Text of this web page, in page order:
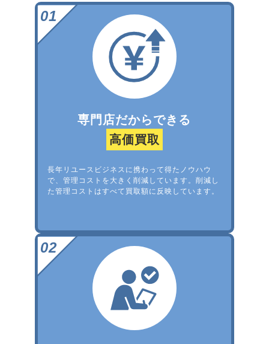
専門店だからできる
高価買取
長年リユースビジネスに携わって得たノウハウ
で、管理コストを大きく削減しています。削減し
た管理コストはすべて買取額に反映しています。